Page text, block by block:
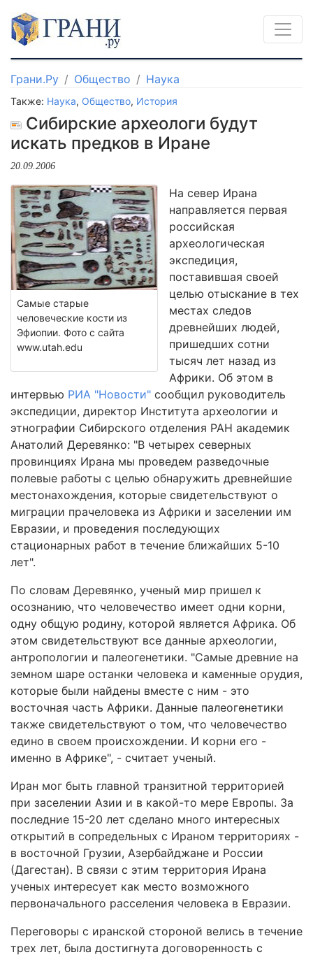
Грани.Ру Общество Наука
Также: Наука, Общество, История
Сибирские археологи будут
искать предков в Иране
20.09.2006
Самые старые
человеческие кости из
Эфиопии. Фото с сайта
www.utah.edu
На север Ирана
направляется первая
российская
археологическая
экспедиция,
поставившая своей
целью отыскание в тех
местах следов
древнейших людей,
пришедших сотни
тысяч лет назад из
Африки. Об этом в
интервью РИА "Новости" сообщил руководитель
экспедиции, директор Института археологии и
этнографии Сибирского отделения РАН академик
Анатолий Деревянко: "В четырех северных
провинциях Ирана мы проведем разведочные
полевые работы с целью обнаружить древнейшие
местонахождения, которые свидетельствуют о
миграции прачеловека из Африки и заселении им
Евразии, и проведения последующих
стационарных работ в течение ближайших 5-10
лет".
По словам Деревянко, ученый мир пришел к
осознанию, что человечество имеет одни корни,
одну общую родину, которой является Африка. Об
этом свидетельствуют все данные археологии,
антропологии и палеогенетики. "Самые древние на
земном шаре останки человека и каменные орудия,
которые были найдены вместе с ним - это
восточная часть Африки. Данные палеогенетики
также свидетельствуют о том, что человечество
едино в своем происхождении. И корни его -
именно в Африке", - считает ученый.
Иран мог быть главной транзитной территорией
при заселении Азии и в какой-то мере Европы. За
последние 15-20 лет сделано много интересных
открытий в сопредельных с Ираном территориях -
в восточной Грузии, Азербайджане и России
(Дагестан). В связи с этим территория Ирана
ученых интересует как место возможного
первоначального расселения человека в Евразии.
Переговоры с иранской стороной велись в течение
трех лет, была достигнута договоренность с